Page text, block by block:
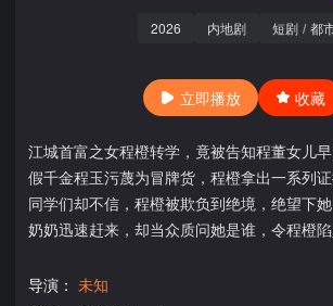
2026 内地剧 短剧 / 都
立即播放 收藏
江城首富之女程橙转学，竟被告知程董女儿
假千金程玉污蔑为冒牌货，程橙拿出一系列证
同学们却不信，程橙被欺负到绝境，绝望下她
奶奶迅速赶来，却当众质问她是谁，令程橙陷
导演： 未知